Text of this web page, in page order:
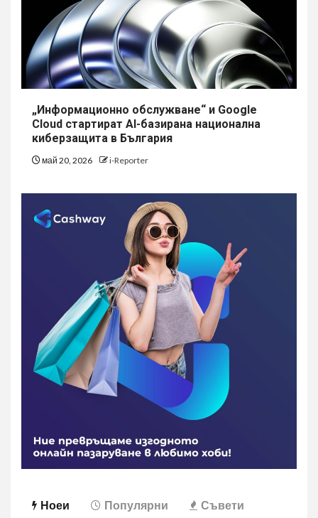
„Информационно обслужване“ и Google
Cloud стартират AI-базирана национална
киберзащита в България
май 20, 2026 i-Reporter
Ноеи Популярни Съвети